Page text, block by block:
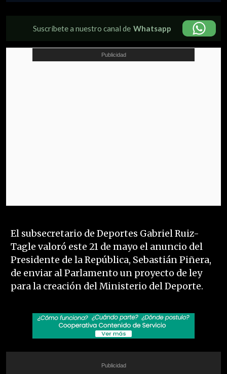
Suscríbete a nuestro canal de Whatsapp
El subsecretario de Deportes Gabriel Ruiz-
Tagle valoró este 21 de mayo el anuncio del
Presidente de la República, Sebastián Piñera,
de enviar al Parlamento un proyecto de ley
para la creación del Ministerio del Deporte.